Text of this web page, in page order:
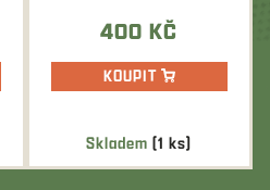
Skladem(1 ks)
400 KČ
KOUPIT